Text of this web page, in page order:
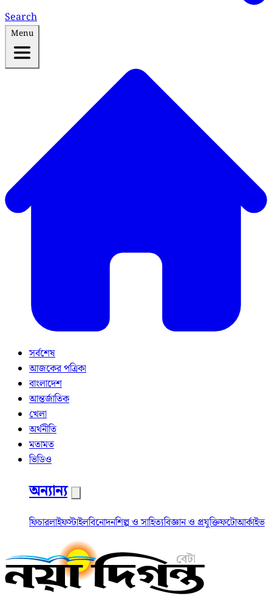
Search
Menu
সর্বশেষ
আজকের পত্রিকা
বাংলাদেশ
আন্তর্জাতিক
খেলা
অর্থনীতি
মতামত
ভিডিও
অন্যান্য
ফিচারলাইফস্টাইলবিনোদনশিল্প ও সাহিত্যবিজ্ঞান ও প্রযুক্তিফটোআর্কাইভ